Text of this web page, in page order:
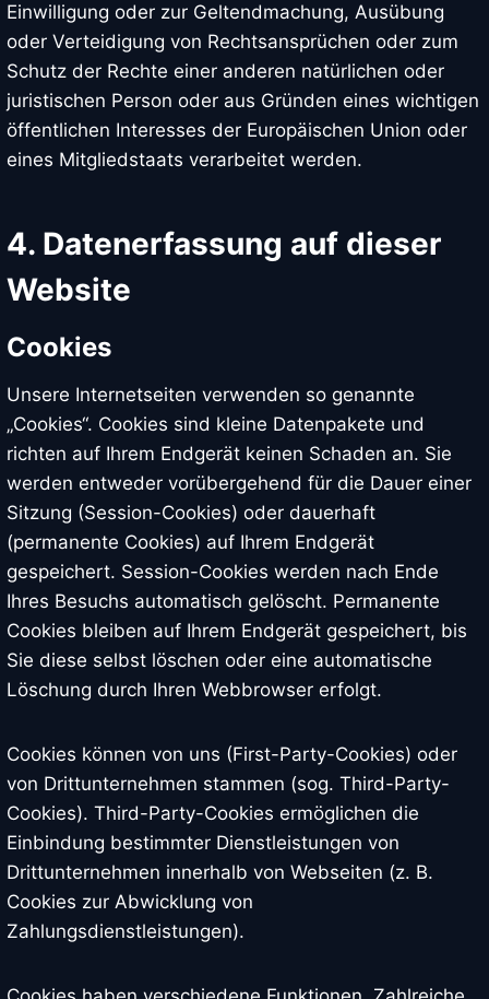
Einwilligung oder zur Geltendmachung, Ausübung
oder Verteidigung von Rechtsansprüchen oder zum
Schutz der Rechte einer anderen natürlichen oder
juristischen Person oder aus Gründen eines wichtigen
öffentlichen Interesses der Europäischen Union oder
eines Mitgliedstaats verarbeitet werden.
4. Datenerfassung auf dieser
Website
Cookies
Unsere Internetseiten verwenden so genannte
„Cookies“. Cookies sind kleine Datenpakete und
richten auf Ihrem Endgerät keinen Schaden an. Sie
werden entweder vorübergehend für die Dauer einer
Sitzung (Session-Cookies) oder dauerhaft
(permanente Cookies) auf Ihrem Endgerät
gespeichert. Session-Cookies werden nach Ende
Ihres Besuchs automatisch gelöscht. Permanente
Cookies bleiben auf Ihrem Endgerät gespeichert, bis
Sie diese selbst löschen oder eine automatische
Löschung durch Ihren Webbrowser erfolgt.
Cookies können von uns (First-Party-Cookies) oder
von Drittunternehmen stammen (sog. Third-Party-
Cookies). Third-Party-Cookies ermöglichen die
Einbindung bestimmter Dienstleistungen von
Drittunternehmen innerhalb von Webseiten (z. B.
Cookies zur Abwicklung von
Zahlungsdienstleistungen).